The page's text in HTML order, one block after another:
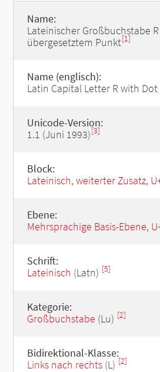
Name:
Lateinischer Großbuchstabe
übergesetztem Punkt[1]
Name (englisch):
Latin Capital Letter R with Dot
Unicode-Version:
1.1 (Juni 1993)[3]
Block:
Lateinisch, weiterter Zusatz,
Ebene:
Mehrsprachige Basis-Ebene,
Schrift:
Lateinisch (Latn) [5]
Kategorie:
Großbuchstabe (Lu) [2]
Bidirektional-Klasse:
Links nach rechts(L) [2]